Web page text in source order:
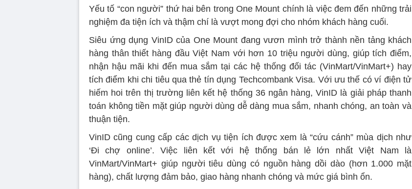
Yếu tố “con người” thứ hai bên trong One Mount chính là việc đem đến những trải
nghiệm đa tiện ích và thậm chí là vượt mong đợi cho nhóm khách hàng cuối.
Siêu ứng dụng VinID của One Mount đang vươn mình trở thành nền tảng khách
hàng thân thiết hàng đầu Việt Nam với hơn 10 triệu người dùng, giúp tích điểm,
nhận hậu mãi khi đến mua sắm tại các hệ thống đối tác (VinMart/VinMart+) hay
tích điểm khi chi tiêu qua thẻ tín dụng Techcombank Visa. Với ưu thế có ví điện tử
hiếm hoi trên thị trường liên kết hệ thống 36 ngân hàng, VinID là giải pháp thanh
toán không tiền mặt giúp người dùng dễ dàng mua sắm, nhanh chóng, an toàn và
thuận tiện.
VinID cũng cung cấp các dịch vụ tiện ích được xem là “cứu cánh” mùa dịch như
‘Đi chợ online’. Việc liên kết với hệ thống bán lẻ lớn nhất Việt Nam là
VinMart/VinMart+ giúp người tiêu dùng có nguồn hàng dồi dào (hơn 1.000 mặt
hàng), chất lượng đảm bảo, giao hàng nhanh chóng và mức giá bình ổn.